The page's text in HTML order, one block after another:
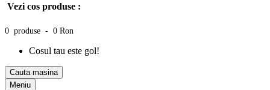
Vezi cos produse :
0 produse - 0 Ron
Cosul tau este gol!
Cauta masina
Meniu